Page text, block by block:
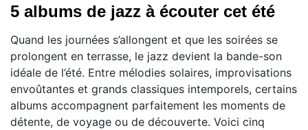
5 albums de jazz à écouter cet été
Quand les journées s’allongent et que les soirées se
prolongent en terrasse, le jazz devient la bande-son
idéale de l’été. Entre mélodies solaires, improvisations
envoûtantes et grands classiques intemporels, certains
albums accompagnent parfaitement les moments de
détente, de voyage ou de découverte. Voici cinq